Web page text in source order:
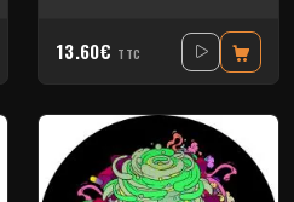
13.60€ TTC